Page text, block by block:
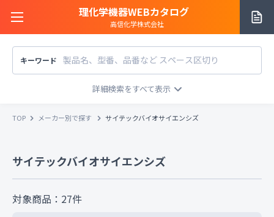
理化学機器WEBカタログ
高信化学株式会社
サイトご利用方法
販売元別で探す
キーワード
価格帯 〜
TOP メーカー別で探す サイテックバイオサイエンシズ
サイテックバイオサイエンシズ
対象商品： 27件